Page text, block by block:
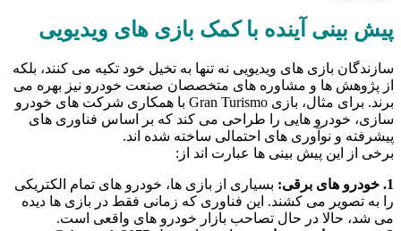
پیش‌ بینی آینده با کمک بازی‌ های ویدیویی
سازندگان بازی‌ های ویدیویی نه تنها به تخیل خود تکیه می‌ کنند، بلکه
از پژوهش‌ ها و مشاوره‌ های متخصصان صنعت خودرو نیز بهره می‌
برند. برای مثال، بازی Gran Turismo با همکاری شرکت‌ های خودرو
سازی، خودرو هایی را طراحی می‌ کند که بر اساس فناوری‌ های
پیشرفته و نوآوری‌ های احتمالی ساخته شده‌ اند.
برخی از این پیش‌ بینی‌ ها عبارت‌ اند از:
1. خودرو های برقی:
بسیاری از بازی‌ ها، خودرو های تمام الکتریکی
را به تصویر می‌ کشند. این فناوری که زمانی فقط در بازی‌ ها دیده
می‌ شد، حالا در حال تصاحب بازار خودرو های واقعی است.